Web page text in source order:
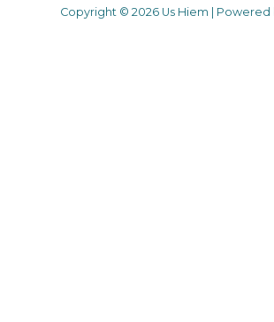
Copyright © 2026 Us Hiem | Powered